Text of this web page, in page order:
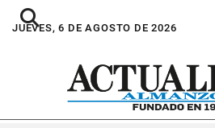
JUEVES, 6 DE AGOSTO DE 2026